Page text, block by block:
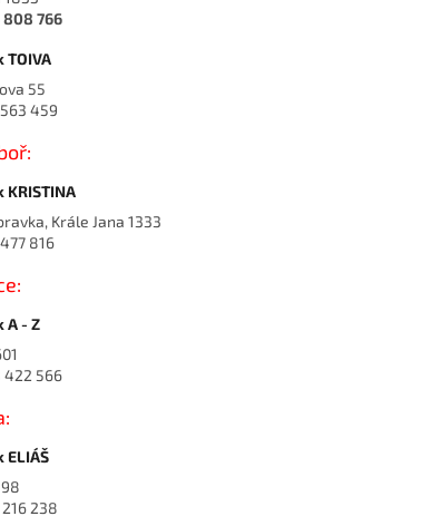
808 766
TOIVA
55
459
Krále Jana 1333
816
A - Z
422 566
ELIÁŠ
238